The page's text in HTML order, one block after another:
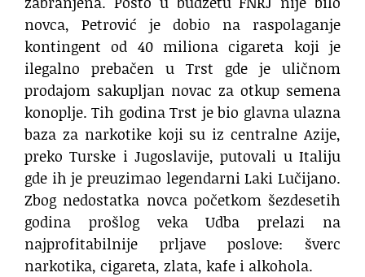
novca, Petrović je dobio na raspolaganje
kontingent od 40 miliona cigareta koji je
ilegalno prebačen u Trst gde je uličnom
prodajom sakupljan novac za otkup semena
konoplje. Tih godina Trst je bio glavna ulazna
baza za narkotike koji su iz centralne Azije,
preko Turske i Jugoslavije, putovali u Italiju
gde ih je preuzimao legendarni Laki Lučijano.
Zbog nedostatka novca početkom šezdesetih
godina prošlog veka Udba prelazi na
najprofitabilnije prljave poslove: šverc
narkotika, cigareta, zlata, kafe i alkohola.